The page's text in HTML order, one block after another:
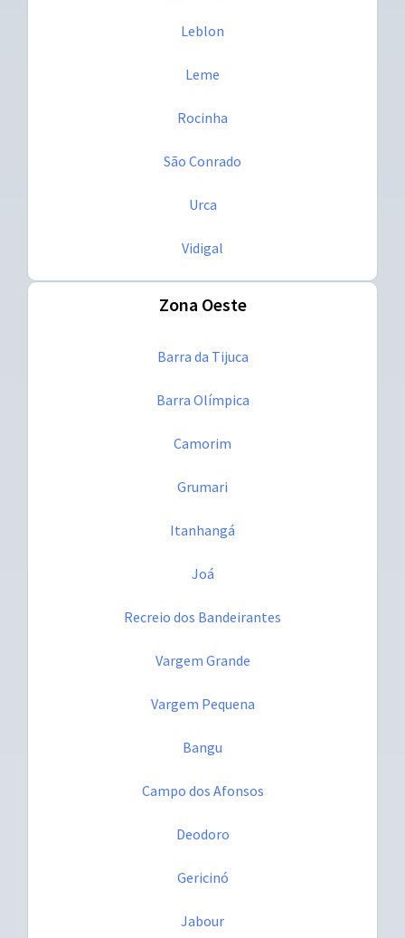
Leblon
Leme
Rocinha
São Conrado
Urca
Vidigal
Zona Oeste
Barra da Tijuca
Barra Olímpica
Camorim
Grumari
Itanhangá
Joá
Recreio dos Bandeirantes
Vargem Grande
Vargem Pequena
Bangu
Campo dos Afonsos
Deodoro
Gericinó
Jabour